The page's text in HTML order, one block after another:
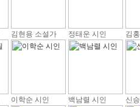
김현용 소설가 정태운 시인 김
이학순 시인 백남렬 시인 신